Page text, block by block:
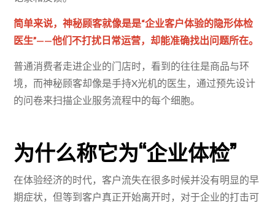
简单来说，神秘顾客就像是是“企业客户体验的隐形体检
医生”——他们不打扰日常运营，却能准确找出问题所在。
普通消费者走进企业的门店时，看到的往往是商品与环
境，而神秘顾客却像是手持X光机的医生，通过预先设计
的问卷来扫描企业服务流程中的每个细胞。
为什么称它为“企业体检”
在体验经济的时代，客户流失在很多时候并没有明显的早
期症状，但等到客户真正开始离开时，对于企业的打击可